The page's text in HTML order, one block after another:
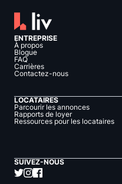
ENTREPRISE
À propos
Blogue
FAQ
Carrières
Contactez-nous
LOCATAIRES
Parcourir les annonces
Rapports de loyer
Ressources pour les locataires
SUIVEZ-NOUS